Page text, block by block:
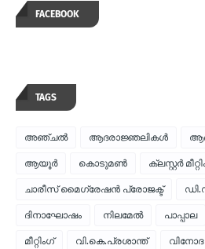
FACEBOOK
TAGS
അഞ്ചല്‍ ആദരാജ്ഞലികള്‍
ആയൂർ കൊടുമണ്‍ ക്ലസ്റ്റര്‍
ചാരീസ് മൈഗ്രേഷന്‍ പ്രോജക്ട്
ദിനാഘോഷം നിലമേല്‍ പാപ്പാല
മീറ്റിംഗ് വി.കെ.പ്രശാന്ത്